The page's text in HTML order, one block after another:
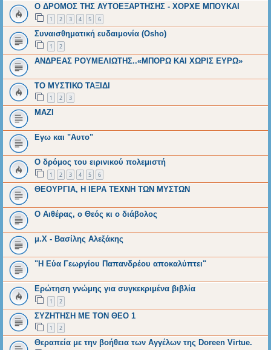
Ο ΔΡΟΜΟΣ ΤΗΣ ΑΥΤΟΕΞΑΡΤΗΣΗΣ - ΧΟΡΧΕ ΜΠΟΥΚΑΙ
1 2 3 4 5 6
Συναισθηματική ευδαιμονία (Osho)
1 2
ΑΝΔΡΕΑΣ ΡΟΥΜΕΛΙΩΤΗΣ..«ΜΠΟΡΩ ΚΑΙ ΧΩΡΙΣ ΕΥΡΩ»
ΤΟ ΜΥΣΤΙΚΟ ΤΑΞΙΔΙ
1 2 3
ΜΑΖΙ
Εγω και "Αυτο"
Ο δρόμος του ειρινικού πολεμιστή
1 2 3 4 5 6
ΘΕΟΥΡΓΙΑ, Η ΙΕΡΑ ΤΕΧΝΗ ΤΩΝ ΜΥΣΤΩΝ
Ο Αιθέρας, ο Θεός κι ο διάβολος
μ.Χ - Βασίλης Αλεξάκης
"Η Εύα Γεωργίου Παπανδρέου αποκαλύπτει"
Ερώτηση γνώμης για συγκεκριμένα βιβλία
1 2
ΣΥΖΗΤΗΣΗ ΜΕ ΤΟΝ ΘΕΟ 1
1 2
Θεραπεία με την βοήθεια των Αγγέλων της Doreen Virtue.